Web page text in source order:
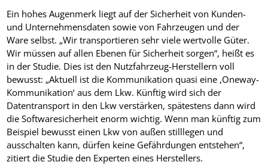
Ein hohes Augenmerk liegt auf der Sicherheit von Kunden-
und Unternehmensdaten sowie von Fahrzeugen und der
Ware selbst. „Wir transportieren sehr viele wertvolle Güter.
Wir müssen auf allen Ebenen für Sicherheit sorgen“, heißt es
in der Studie. Dies ist den Nutzfahrzeug-Herstellern voll
bewusst: „Aktuell ist die Kommunikation quasi eine ,Oneway-
Kommunikation‘ aus dem Lkw. Künftig wird sich der
Datentransport in den Lkw verstärken, spätestens dann wird
die Softwaresicherheit enorm wichtig. Wenn man künftig zum
Beispiel bewusst einen Lkw von außen stilllegen und
ausschalten kann, dürfen keine Gefährdungen entstehen“,
zitiert die Studie den Experten eines Herstellers.